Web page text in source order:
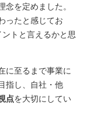
念を定めました。
ったと感じてお
トと言えるかと思
に至るまで事業に
指し、自社・他
点を大切にしてい